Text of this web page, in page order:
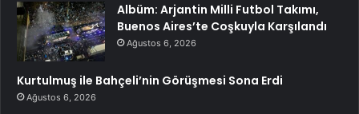
Albüm: Arjantin Milli Futbol Takımı,
Buenos Aires’te Coşkuyla Karşılandı
Ağustos 6, 2026
Kurtulmuş ile Bahçeli’nin Görüşmesi Sona Erdi
Ağustos 6, 2026